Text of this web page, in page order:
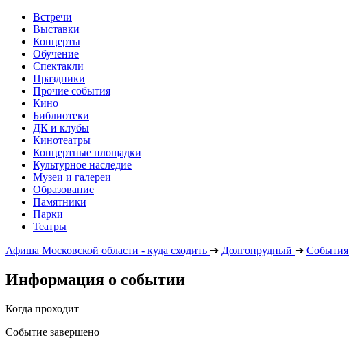
Встречи
Выставки
Концерты
Обучение
Спектакли
Праздники
Прочие события
Кино
Библиотеки
ДК и клубы
Кинотеатры
Концертные площадки
Культурное наследие
Музеи и галереи
Образование
Памятники
Парки
Театры
Афиша Московской области - куда сходить ➔ Долгопрудный ➔ События
Информация о событии
Когда проходит
Событие завершено